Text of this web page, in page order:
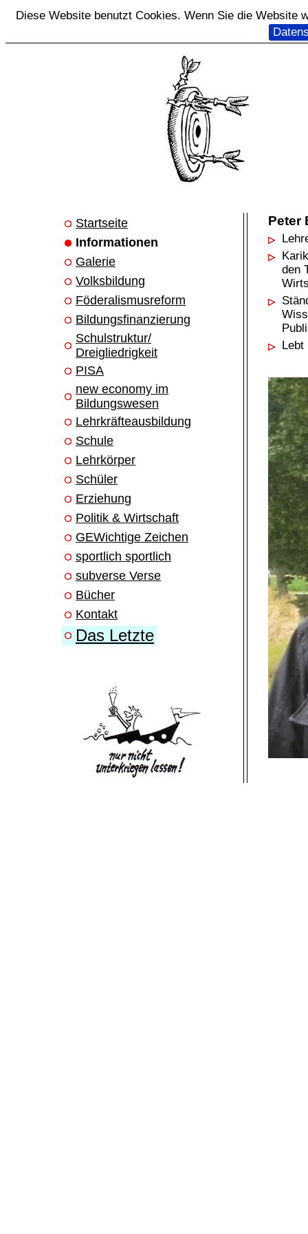
Diese Website benutzt Cookies. Wenn Sie die Website
Startseite
Informationen
Galerie
Volksbildung
Föderalismusreform
Bildungsfinanzierung
Schulstruktur/
Dreigliedrigkeit
PISA
new economy im
Bildungswesen
Lehrkräfteausbildung
Schule
Lehrkörper
Schüler
Erziehung
Politik & Wirtschaft
GEWichtige Zeichen
sportlich sportlich
subverse Verse
Bücher
Kontakt
Das Letzte
Peter
den
Lebt